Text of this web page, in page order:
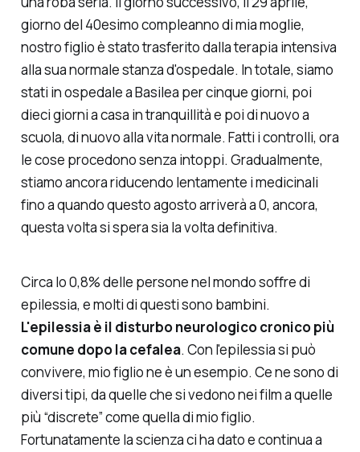
giorno del 40esimo compleanno di mia moglie,
nostro figlio è stato trasferito dalla terapia intensiva
alla sua normale stanza d'ospedale. In totale, siamo
stati in ospedale a Basilea per cinque giorni, poi
dieci giorni a casa in tranquillità e poi di nuovo a
scuola, di nuovo alla vita normale. Fatti i controlli, ora
le cose procedono senza intoppi. Gradualmente,
stiamo ancora riducendo lentamente i medicinali
fino a quando questo agosto arriverà a 0, ancora,
questa volta si spera sia la volta definitiva.
Circa lo 0,8% delle persone nel mondo soffre di
epilessia, e molti di questi sono bambini.
L'epilessia è il disturbo neurologico cronico più
comune dopo la cefalea. Con l'epilessia si può
convivere, mio figlio ne è un esempio. Ce ne sono di
diversi tipi, da quelle che si vedono nei film a quelle
più “discrete” come quella di mio figlio.
Fortunatamente la scienza ci ha dato e continua a